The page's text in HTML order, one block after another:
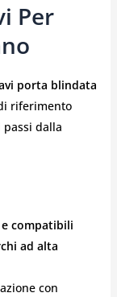
Per
porta blindata
riferimento
passi dalla
compatibili
ad alta
con